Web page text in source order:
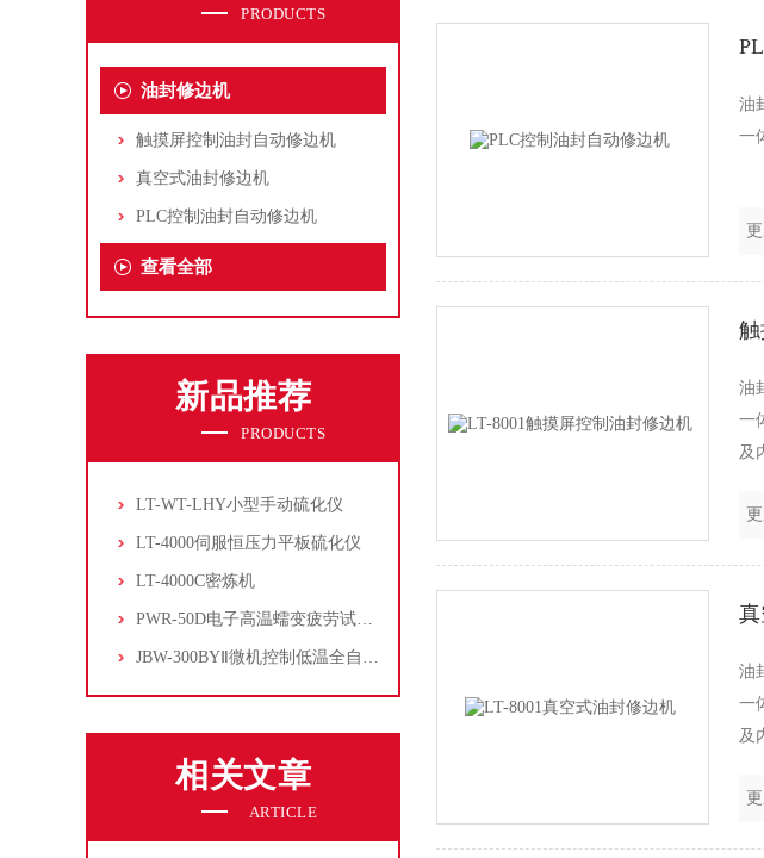
PRODUCTS
油封修边机
触摸屏控制油封自动修边机
真空式油封修边机
PLC控制油封自动修边机
查看全部
新品推荐
PRODUCTS
LT-WT-LHY小型手动硫化仪
LT-4000伺服恒压力平板硫化仪
LT-4000C密炼机
PWR-50D电子高温蠕变疲劳试验机
JBW-300BYⅡ微机控制低温全自动冲击试验机
相关文章
ARTICLE
油
一
油
一
及
油
一
及